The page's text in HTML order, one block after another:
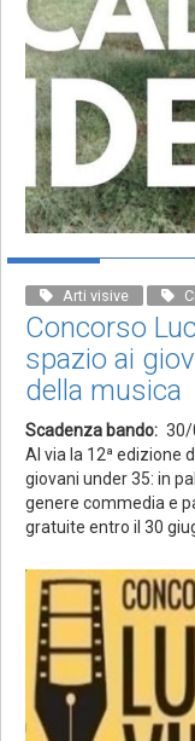
Arti visive
Concorso
spazio ai
della musica
Scadenza bando
30/
Al via la 12ª edizione
giovani under 35: in
genere commedia e
gratuite entro il 30